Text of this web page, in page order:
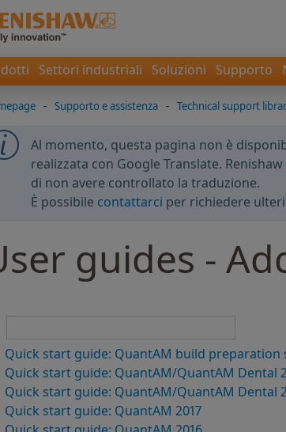
Settori industriali Soluzioni Supporto
- Supporto e assistenza - Technical support
Al momento, questa pagina non è
realizzata con Google Translate.
di non avere controllato la traduzione.
È possibile contattarci per richiedere
guides -
Quick start guide: QuantAM build preparation
Quick start guide: QuantAM/QuantAM Dental
Quick start guide: QuantAM/QuantAM Dental
Quick start guide: QuantAM 2017